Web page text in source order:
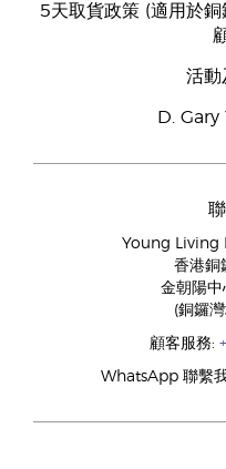
5天取貨政策 (適用於
活動
D.
Young Living
香港銅
金朝陽
(銅鑼
顧客服務:
WhatsApp 聯繫